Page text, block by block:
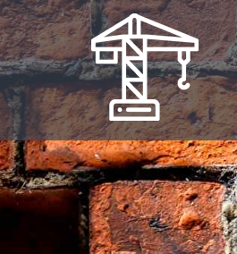
Skip
to
content